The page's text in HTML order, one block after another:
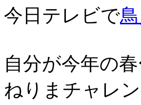
今日テレビで
自分が今年の
ねりまチャレ